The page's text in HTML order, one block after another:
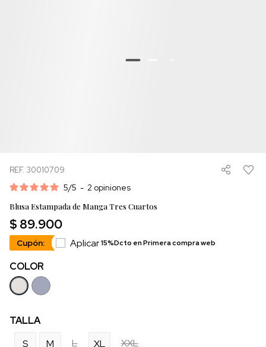
REF. 30010709
5/5 - 2 opiniones
Blusa Estampada de Manga Tres Cuartos
$ 89.900
Cupón: Aplicar15%Dcto en Primera compra web
COLOR
TALLA
S
M L XL XXL